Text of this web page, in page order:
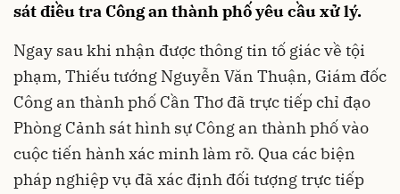
sát điều tra Công an thành phố yêu cầu xử lý.
Ngay sau khi nhận được thông tin tố giác về tội
phạm, Thiếu tướng Nguyễn Văn Thuận, Giám đốc
Công an thành phố Cần Thơ đã trực tiếp chỉ đạo
Phòng Cảnh sát hình sự Công an thành phố vào
cuộc tiến hành xác minh làm rõ. Qua các biện
pháp nghiệp vụ đã xác định đối tượng trực tiếp